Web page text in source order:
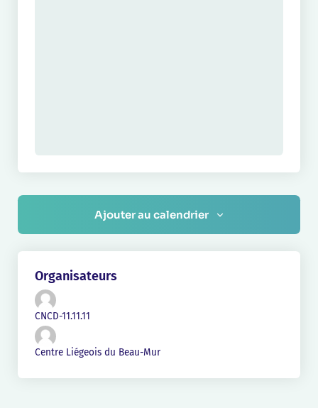
Ajouter au calendrier
Organisateurs
CNCD-11.11.11
Centre Liégeois du Beau-Mur